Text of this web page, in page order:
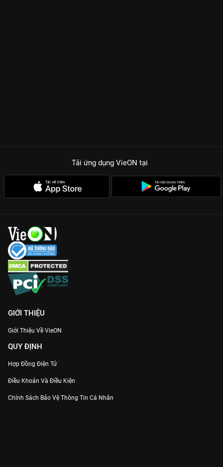
Tải ứng dụng VieON tại
GIỚI THIỆU
Giới Thiệu Về VieON
QUY ĐỊNH
Hợp Đồng Điện Tử
Điều Khoản Và Điều Kiện
Chính Sách Bảo Vệ Thông Tin Cá Nhân